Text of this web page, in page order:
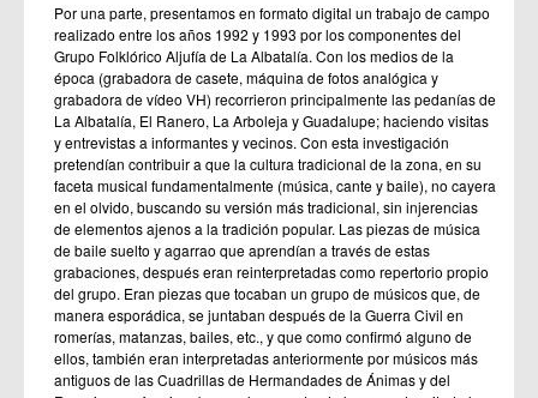
Por una parte, presentamos en formato digital un trabajo de campo
realizado entre los años 1992 y 1993 por los componentes del
Grupo Folklórico Aljufía de La Albatalía. Con los medios de la
época (grabadora de casete, máquina de fotos analógica y
grabadora de vídeo VH) recorrieron principalmente las pedanías de
La Albatalía, El Ranero, La Arboleja y Guadalupe; haciendo visitas
y entrevistas a informantes y vecinos. Con esta investigación
pretendían contribuir a que la cultura tradicional de la zona, en su
faceta musical fundamentalmente (música, cante y baile), no cayera
en el olvido, buscando su versión más tradi­cional, sin injerencias
de elementos ajenos a la tradición popular. Las piezas de música
de baile suelto y agarrao que aprendían a través de estas
grabaciones, después eran reinterpretadas como repertorio propio
del grupo. Eran piezas que tocaban un grupo de músicos que, de
manera esporádica, se juntaban después de la Guerra Civil en
romerías, matanzas, bailes, etc., y que como confirmó alguno de
ellos, también eran interpretadas anteriormente por músicos más
antiguos de las Cuadrillas de Hermandades de Ánimas y del